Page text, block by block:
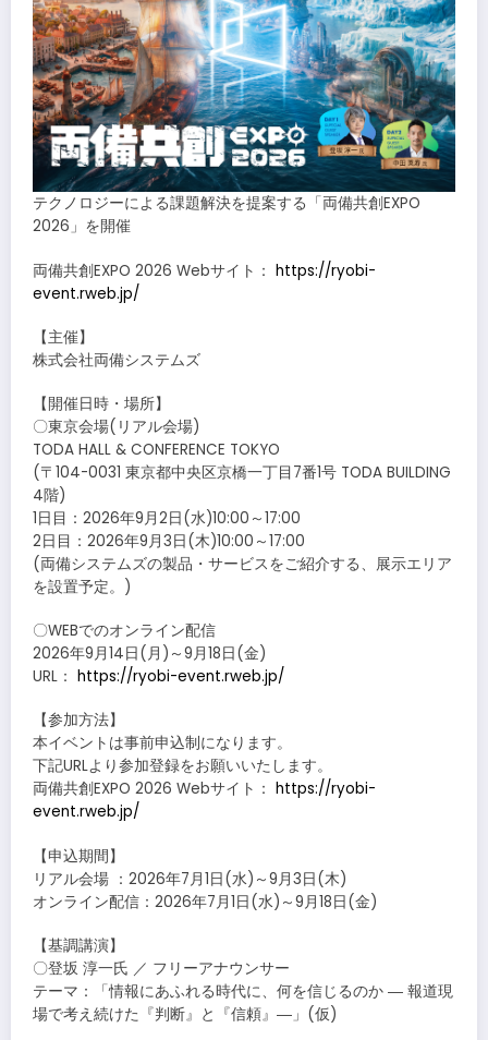
テクノロジーによる課題解決を提案する「両備共創EXPO
2026」を開催
両備共創EXPO 2026 Webサイト： https://ryobi-
event.rweb.jp/
【主催】
株式会社両備システムズ
【開催日時・場所】
〇東京会場(リアル会場)
TODA HALL & CONFERENCE TOKYO
(〒104-0031 東京都中央区京橋一丁目7番1号 TODA BUILDING
4階)
1日目：2026年9月2日(水)10:00～17:00
2日目：2026年9月3日(木)10:00～17:00
(両備システムズの製品・サービスをご紹介する、展示エリア
を設置予定。)
〇WEBでのオンライン配信
2026年9月14日(月)～9月18日(金)
URL： https://ryobi-event.rweb.jp/
【参加方法】
本イベントは事前申込制になります。
下記URLより参加登録をお願いいたします。
両備共創EXPO 2026 Webサイト： https://ryobi-
event.rweb.jp/
【申込期間】
リアル会場 ：2026年7月1日(水)～9月3日(木)
オンライン配信：2026年7月1日(水)～9月18日(金)
【基調講演】
〇登坂 淳一氏 ／ フリーアナウンサー
テーマ：「情報にあふれる時代に、何を信じるのか ― 報道現
場で考え続けた『判断』と『信頼』―」(仮)